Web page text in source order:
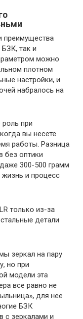
преимущества
так и
можно
плотном
настройки, и
набралось на
при
вы несете
работы. Разница
без оптики
300-500 грамм
жизнь и процесс
только из-за
детали
зеркал на пару
но при
модели эта
все равно не
для нее
БЗК
с зеркалами и